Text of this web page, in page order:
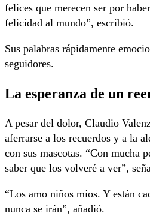
felices que merecen ser por
felicidad al mundo”, escribió.
Sus palabras rápidamente
seguidores.
La esperanza de un
A pesar del dolor, Claudio
aferrarse a los recuerdos y a la
con sus mascotas. “Con mucha
saber que los volveré a ver”,
“Los amo niños míos. Y están
nunca se irán”, añadió.